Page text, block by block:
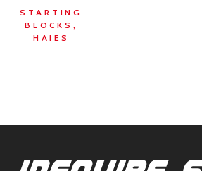
STARTING
BLOCKS,
HAIES